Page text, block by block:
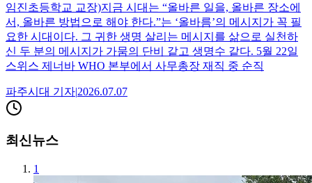
임진초등학교 교장)지금 시대는 “올바른 일을, 올바른 장소에
서, 올바른 방법으로 해야 한다.”는 ‘올바름’의 메시지가 꼭 필
요한 시대이다. 그 귀한 생명 살리는 메시지를 삶으로 실천하
신 두 분의 메시지가 가뭄의 단비 같고 생명수 같다. 5월 22일
스위스 제너바 WHO 본부에서 사무총장 재직 중 순직
파주시대 기자|2026.07.07
최신뉴스
1